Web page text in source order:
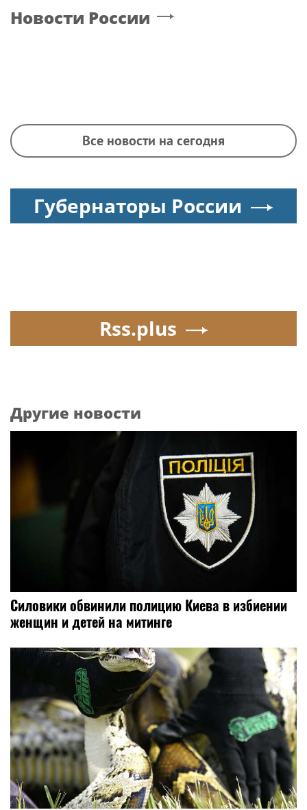
Новости России
Все новости на сегодня
Губернаторы России
Rss.plus
Другие новости
Силовики обвинили полицию Киева в избиении
женщин и детей на митинге